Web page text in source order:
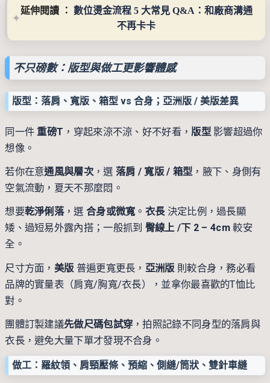
延伸閱讀 ： 數位燙金流程 5 大常見 Q&A：和廠商溝通
不再卡卡
不只磅數：版型與做工更影響體感
版型：落肩、寬版、箱型 vs 合身；亞洲版 / 美版差異
同一件 重磅T ，穿起來涼不涼、好不好看， 版型影響超過你
想像。
若你在意通風與層次，選 落肩 / 寬版 / 箱型，腋下、身側有
空氣流動，夏天不那麼悶。
想要乾淨俐落，選 合身或微寬。 衣長決定比例，過長顯
矮、過短易外露內搭；一般抓到 臀線上 /下 2 – 4cm較安
全。
尺寸方面， 美版 普遍更寬更長， 亞洲版 則較合身，務必看
品牌的實量表（肩寬/胸寬/衣長），並拿你最喜歡的T恤比
對。
團體訂製建議先做尺碼包試穿 ，拍照記錄不同身型的落肩與
衣長，避免大量下單才發現不合身。
做工：羅紋領、肩頸壓條、預縮、側縫/筒狀、雙針車縫